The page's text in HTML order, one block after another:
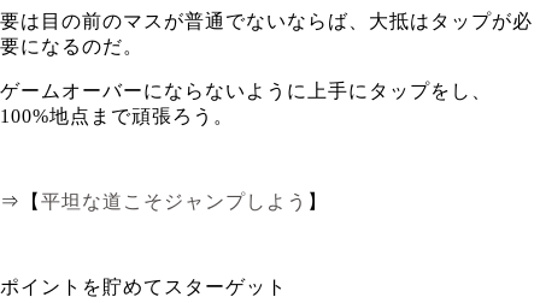
要は目の前のマスが普通でないならば、大抵はタップが必
要になるのだ。
ゲームオーバーにならないように上手にタップをし、
100%地点まで頑張ろう。
⇒【 平坦な道こそジャンプしよう 】
ポイントを貯めてスターゲット